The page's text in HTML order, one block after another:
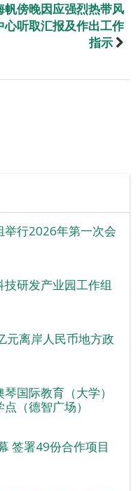
帆傍晚因应强烈热带风
听取汇报及作出工作
指示
举行2026年第一次会
研发产业园工作组
元离岸人民币地方政
国际教育（大学）
（德智广场）
签署49份合作项目